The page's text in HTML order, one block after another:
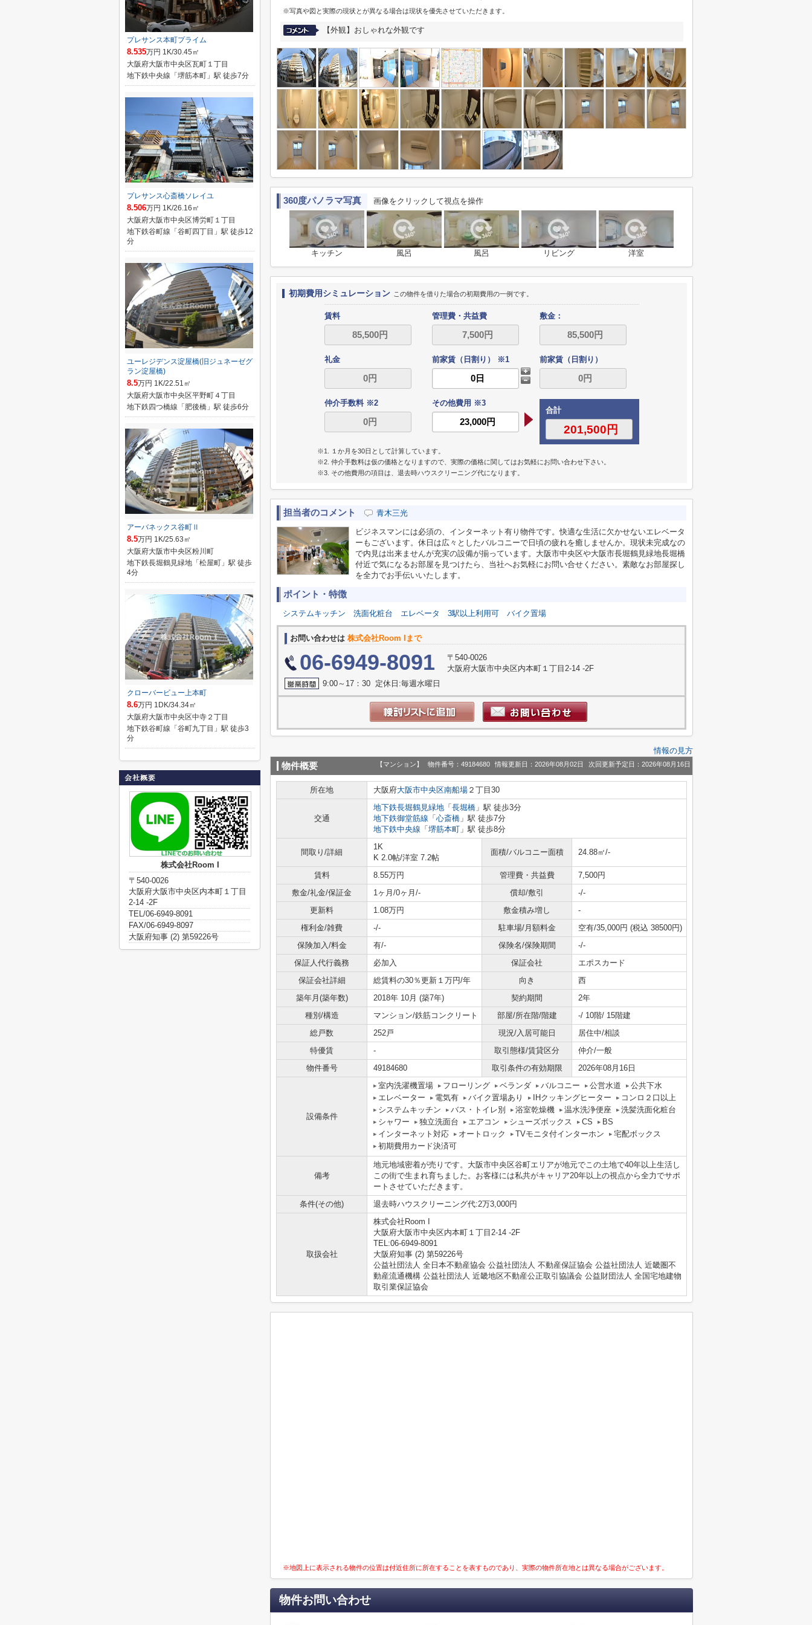
※写真や図と実際の現状とが異なる場合は現状を優先させていただきます。
【外観】おしゃれな外観です
360度パノラマ写真 画像をクリックして視点を操作
キッチン 風呂 風呂 リビング 洋室
初期費用シミュレーション この物件を借りた場合の初期費用の一例です。
賃料 管理費・共益費 敷金：
礼金 前家賃（日割り） ※1 前家賃（日割り）
仲介手数料 ※2
その他費用 ※3
合計
※1. １か月を30日として計算しています。
※2. 仲介手数料は仮の価格となりますので、実際の価格に関してはお気軽にお問い合わせ下さい。
※3. その他費用の項目は、退去時ハウスクリーニング代になります。
担当者のコメント 青木三光
ビジネスマンには必須の、インターネット有り物件です。快適な生活に欠かせないエレベータ
ーもございます。休日は広々としたバルコニーで日頃の疲れを癒しませんか。現状未完成なの
で内見は出来ませんが充実の設備が揃っています。大阪市中央区や大阪市長堀鶴見緑地長堀橋
付近で気になるお部屋を見つけたら、当社へお気軽にお問い合せください。素敵なお部屋探し
を全力でお手伝いいたします。
ポイント・特徴
システムキッチン 洗面化粧台 エレベータ 3駅以上利用可 バイク置場
お問い合わせは 株式会社Room Iまで
06-6949-8091
〒540-0026
大阪府大阪市中央区内本町１丁目2-14 -2F
9:00～17：30 定休日:毎週水曜日
情報の見方
物件概要 【マンション】 物件番号：49184680 情報更新日：2026年08月02日 次回更新予定日：2026年08月16日
所在地 大阪府大阪市中央区南船場 ２丁目30
交通
地下鉄長堀鶴見緑地 「 長堀橋 」駅 徒歩3分
地下鉄御堂筋線 「 心斎橋 」駅 徒歩7分
地下鉄中央線 「 堺筋本町 」駅 徒歩8分
間取り/詳細
1K
K 2.0帖/洋室 7.2帖
面積/バルコニー面積 24.88㎡/-
賃料 8.55万円 管理費・共益費
7,500円
敷金/礼金/保証金
1ヶ月/0ヶ月/- 償却/敷引
-/-
更新料
1.08万円 敷金積み増し
-
権利金/雑費
-/- 駐車場/月額料金
空有/35,000円 (税込 38500円)
保険加入/料金
有/- 保険名/保険期間
-/-
保証人代行義務
必加入 保証会社
エポスカード
保証会社詳細
総賃料の30％更新１万円/年 向き
西
築年月(築年数)
2018年 10月 (築7年) 契約期間
2年
種別/構造
マンション/鉄筋コンクリート 部屋/所在階/階建
-/ 10階/ 15階建
総戸数
252戸 現況/入居可能日
居住中/相談
特優賃
- 取引態様/賃貸区分
仲介/一般
物件番号
49184680 取引条件の有効期限 2026年08月16日
設備条件
室内洗濯機置場 フローリング ベランダ バルコニー 公営水道
公共下水
エレベーター
電気有 バイク置場あり IHクッキングヒーター
コンロ２口以上
システムキッチン
バス・トイレ別 浴室乾燥機 温水洗浄便座
洗髪洗面化粧台
シャワー
独立洗面台 エアコン シューズボックス CS
BS
インターネット対応
オートロック TVモニタ付インターホン
宅配ボックス
初期費用カード決済可
備考
地元地域密着が売りです。大阪市中央区谷町エリアが地元でこの土地で40年以上生活し
この街で生まれ育ちました。お客様には私共がキャリア20年以上の視点から全力でサポ
ートさせていただきます。
条件(その他)
退去時ハウスクリーニング代:2万3,000円
取扱会社
株式会社Room I
大阪府大阪市中央区内本町１丁目2-14 -2F
TEL:06-6949-8091
大阪府知事 (2) 第59226号
公益社団法人 全日本不動産協会 公益社団法人 不動産保証協会 公益社団法人 近畿圏不
動産流通機構 公益社団法人 近畿地区不動産公正取引協議会 公益財団法人 全国宅地建物
取引業保証協会
※地図上に表示される物件の位置は付近住所に所在することを表すものであり、実際の物件所在地とは異なる場合がございます。
物件お問い合わせ
プレサンス本町プライム
8.535万円 1K/30.45㎡
大阪府大阪市中央区瓦町１丁目
地下鉄中央線「堺筋本町」駅 徒歩7分
プレサンス心斎橋ソレイユ
8.506万円 1K/26.16㎡
大阪府大阪市中央区博労町１丁目
地下鉄谷町線「谷町四丁目」駅 徒歩12
分
ユーレジデンス淀屋橋(旧ジュネーゼグ
ラン淀屋橋)
8.5万円 1K/22.51㎡
大阪府大阪市中央区平野町４丁目
地下鉄四つ橋線「肥後橋」駅 徒歩6分
アーバネックス谷町Ⅱ
8.5万円 1K/25.63㎡
大阪府大阪市中央区粉川町
地下鉄長堀鶴見緑地「松屋町」駅 徒歩
4分
クローバービュー上本町
8.6万円 1DK/34.34㎡
大阪府大阪市中央区中寺２丁目
地下鉄谷町線「谷町九丁目」駅 徒歩3
分
株式会社Room I
〒540-0026
大阪府大阪市中央区内本町１丁目
2-14 -2F
TEL/06-6949-8091
FAX/06-6949-8097
大阪府知事 (2) 第59226号